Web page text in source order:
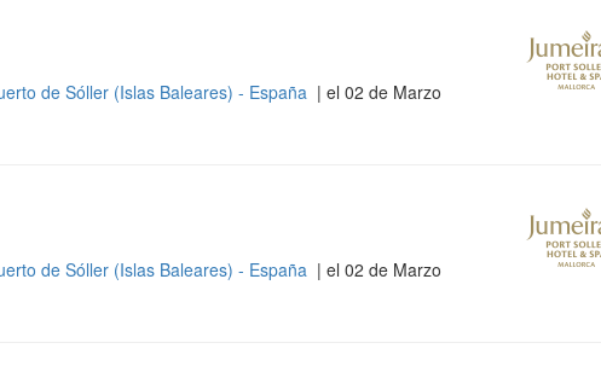
de Sóller (Islas Baleares) - España | el 02 de Marzo
de Sóller (Islas Baleares) - España | el 02 de Marzo